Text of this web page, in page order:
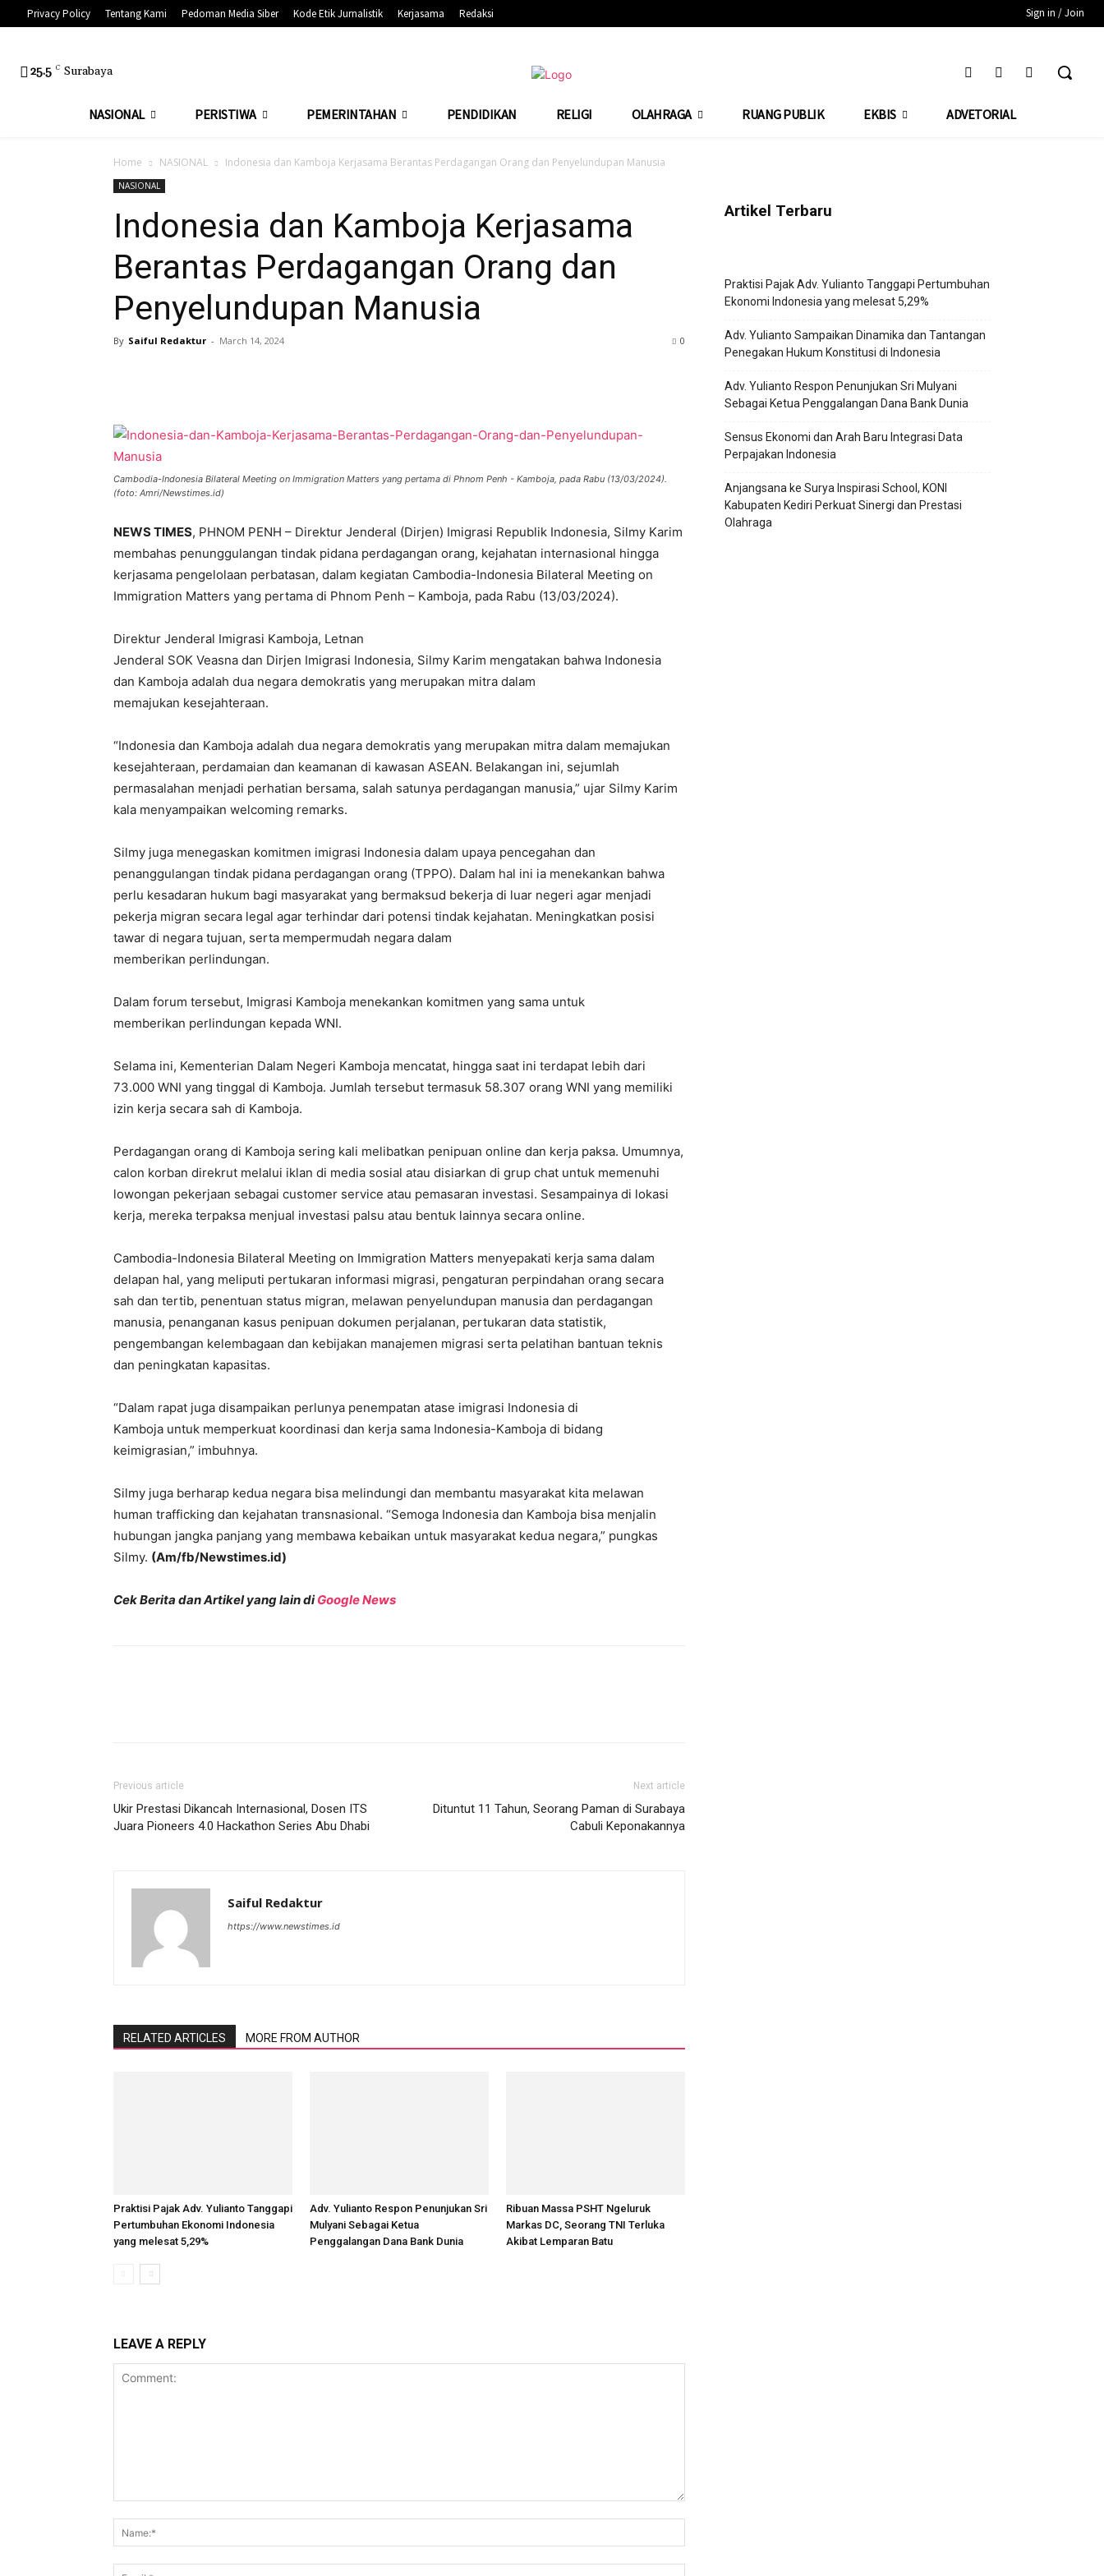
Privacy Policy Tentang Kami Pedoman Media Siber Kode Etik Jurnalistik Kerjasama Redaksi Sign in / Join
25.5 C Surabaya
NASIONAL PERISTIWA PEMERINTAHAN PENDIDIKAN RELIGI OLAHRAGA RUANG PUBLIK EKBIS ADVETORIAL
Home NASIONAL Indonesia dan Kamboja Kerjasama Berantas Perdagangan Orang dan Penyelundupan Manusia
NASIONAL
Indonesia dan Kamboja Kerjasama
Berantas Perdagangan Orang dan
Penyelundupan Manusia
By Saiful Redaktur - March 14, 2024 0
Cambodia-Indonesia Bilateral Meeting on Immigration Matters yang pertama di Phnom Penh - Kamboja, pada Rabu (13/03/2024).
(foto: Amri/Newstimes.id)
NEWS TIMES, PHNOM PENH – Direktur Jenderal (Dirjen) Imigrasi Republik Indonesia, Silmy Karim
membahas penunggulangan tindak pidana perdagangan orang, kejahatan internasional hingga
kerjasama pengelolaan perbatasan, dalam kegiatan Cambodia-Indonesia Bilateral Meeting on
Immigration Matters yang pertama di Phnom Penh – Kamboja, pada Rabu (13/03/2024).
Direktur Jenderal Imigrasi Kamboja, Letnan
Jenderal SOK Veasna dan Dirjen Imigrasi Indonesia, Silmy Karim mengatakan bahwa Indonesia
dan Kamboja adalah dua negara demokratis yang merupakan mitra dalam
memajukan kesejahteraan.
“Indonesia dan Kamboja adalah dua negara demokratis yang merupakan mitra dalam memajukan
kesejahteraan, perdamaian dan keamanan di kawasan ASEAN. Belakangan ini, sejumlah
permasalahan menjadi perhatian bersama, salah satunya perdagangan manusia,” ujar Silmy Karim
kala menyampaikan welcoming remarks.
Silmy juga menegaskan komitmen imigrasi Indonesia dalam upaya pencegahan dan
penanggulangan tindak pidana perdagangan orang (TPPO). Dalam hal ini ia menekankan bahwa
perlu kesadaran hukum bagi masyarakat yang bermaksud bekerja di luar negeri agar menjadi
pekerja migran secara legal agar terhindar dari potensi tindak kejahatan. Meningkatkan posisi
tawar di negara tujuan, serta mempermudah negara dalam
memberikan perlindungan.
Dalam forum tersebut, Imigrasi Kamboja menekankan komitmen yang sama untuk
memberikan perlindungan kepada WNI.
Selama ini, Kementerian Dalam Negeri Kamboja mencatat, hingga saat ini terdapat lebih dari
73.000 WNI yang tinggal di Kamboja. Jumlah tersebut termasuk 58.307 orang WNI yang memiliki
izin kerja secara sah di Kamboja.
Perdagangan orang di Kamboja sering kali melibatkan penipuan online dan kerja paksa. Umumnya,
calon korban direkrut melalui iklan di media sosial atau disiarkan di grup chat untuk memenuhi
lowongan pekerjaan sebagai customer service atau pemasaran investasi. Sesampainya di lokasi
kerja, mereka terpaksa menjual investasi palsu atau bentuk lainnya secara online.
Cambodia-Indonesia Bilateral Meeting on Immigration Matters menyepakati kerja sama dalam
delapan hal, yang meliputi pertukaran informasi migrasi, pengaturan perpindahan orang secara
sah dan tertib, penentuan status migran, melawan penyelundupan manusia dan perdagangan
manusia, penanganan kasus penipuan dokumen perjalanan, pertukaran data statistik,
pengembangan kelembagaan dan kebijakan manajemen migrasi serta pelatihan bantuan teknis
dan peningkatan kapasitas.
“Dalam rapat juga disampaikan perlunya penempatan atase imigrasi Indonesia di
Kamboja untuk memperkuat koordinasi dan kerja sama Indonesia-Kamboja di bidang
keimigrasian,” imbuhnya.
Silmy juga berharap kedua negara bisa melindungi dan membantu masyarakat kita melawan
human trafficking dan kejahatan transnasional. “Semoga Indonesia dan Kamboja bisa menjalin
hubungan jangka panjang yang membawa kebaikan untuk masyarakat kedua negara,” pungkas
Silmy. (Am/fb/Newstimes.id)
Cek Berita dan Artikel yang lain diGoogle News
Previous article
Ukir Prestasi Dikancah Internasional, Dosen ITS
Juara Pioneers 4.0 Hackathon Series Abu Dhabi
Next article
Dituntut 11 Tahun, Seorang Paman di Surabaya
Cabuli Keponakannya
Saiful Redaktur
https://www.newstimes.id
RELATED ARTICLES MORE FROM AUTHOR
Praktisi Pajak Adv. Yulianto Tanggapi
Pertumbuhan Ekonomi Indonesia
yang melesat 5,29%
Adv. Yulianto Respon Penunjukan Sri
Mulyani Sebagai Ketua
Penggalangan Dana Bank Dunia
Ribuan Massa PSHT Ngeluruk
Markas DC, Seorang TNI Terluka
Akibat Lemparan Batu
LEAVE A REPLY
Artikel Terbaru
Praktisi Pajak Adv. Yulianto Tanggapi Pertumbuhan
Ekonomi Indonesia yang melesat 5,29%
Adv. Yulianto Sampaikan Dinamika dan Tantangan
Penegakan Hukum Konstitusi di Indonesia
Adv. Yulianto Respon Penunjukan Sri Mulyani
Sebagai Ketua Penggalangan Dana Bank Dunia
Sensus Ekonomi dan Arah Baru Integrasi Data
Perpajakan Indonesia
Anjangsana ke Surya Inspirasi School, KONI
Kabupaten Kediri Perkuat Sinergi dan Prestasi
Olahraga